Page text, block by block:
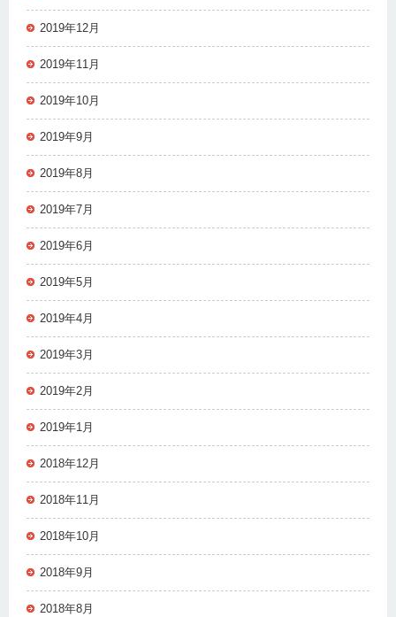
2019年12月
2019年11月
2019年10月
2019年9月
2019年8月
2019年7月
2019年6月
2019年5月
2019年4月
2019年3月
2019年2月
2019年1月
2018年12月
2018年11月
2018年10月
2018年9月
2018年8月